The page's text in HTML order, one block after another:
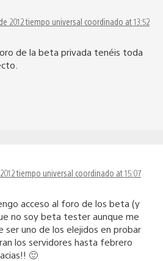
2012 tiempo universal coordinado at 13:52
de la beta privada tenéis toda
tiempo universal coordinado at 15:07
acceso al foro de los beta (y
no soy beta tester aunque me
ser uno de los elejidos en probar
los servidores hasta febrero
🙂